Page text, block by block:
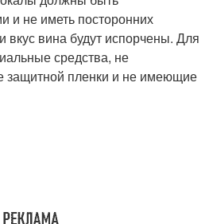
и не иметь посторонних
вкус вина будут испорчены. Для
средства, не
защитной пленки и не имеющие